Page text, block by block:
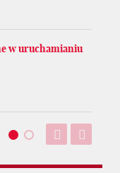
w uruchamianiu